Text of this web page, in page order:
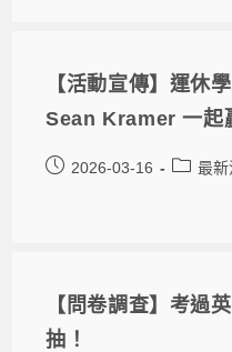
【活動宣傳】運休
Sean Kramer 一起
2026-03-16 最新
【問卷調查】考過
抽！